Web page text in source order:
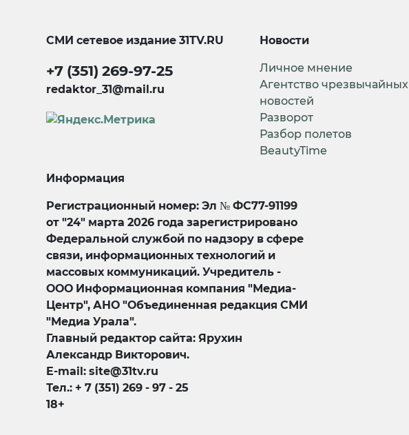
СМИ сетевое издание31TV.RU
+7 (351) 269-97-25
redaktor_31@mail.ru
Новости
Личное мнение
Агентство чрезвычайных
новостей
Разворот
Разбор полетов
BeautyTime
Информация
Регистрационный номер: Эл № ФС77-91199
от "24" марта 2026 года зарегистрировано
Федеральной службой по надзору в сфере
связи, информационных технологий и
массовых коммуникаций. Учредитель -
ООО Информационная компания "Медиа-
Центр", АНО "Объединенная редакция СМИ
"Медиа Урала".
Главный редактор сайта: Ярухин
Александр Викторович.
E-mail: site@31tv.ru
Тел.: + 7 (351) 269 - 97 - 25
18+